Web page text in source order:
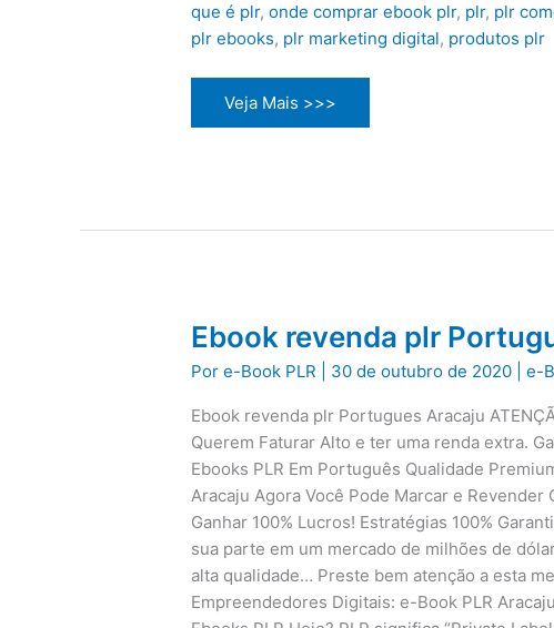
que é plr,onde comprar ebook plr, plr, plr
plr ebooks, plr marketing digital, produtos plr
Dieta
Cetogênica
Saúde
Veja Mais >>>
Ebook revenda plr
Pore-Book PLR 30 de outubro de 2020 |e-
Ebook revenda plr Portugues Aracaju
Querem Faturar Alto e ter uma renda extra.
Ebooks PLR Em Português Qualidade
Aracaju Agora Você Pode Marcar e Revender
Ganhar 100% Lucros! Estratégias 100%
sua parte em um mercado de milhões de
alta qualidade… Preste bem atenção a esta
Empreendedores Digitais: e-Book PLR